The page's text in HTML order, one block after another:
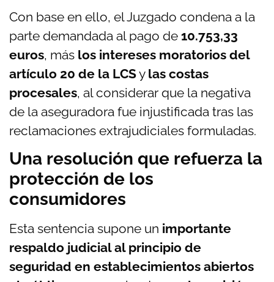
Con base en ello, el Juzgado condena a la
parte demandada al pago de 10.753,33
euros, más los intereses moratorios del
artículo 20 de la LCSy las costas
procesales, al considerar que la negativa
de la aseguradora fue injustificada tras las
reclamaciones extrajudiciales formuladas.
Una resolución que refuerza la
protección de los
consumidores
Esta sentencia supone un importante
respaldo judicial al principio de
seguridad en establecimientos abiertos